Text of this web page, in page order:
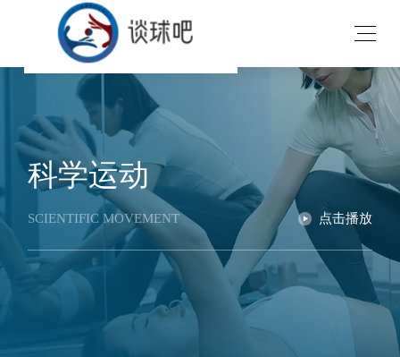
科学运动
SCIENTIFIC MOVEMENT 点击播放